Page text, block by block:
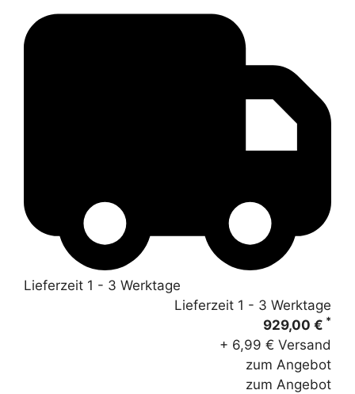
Lieferzeit 1 - 3 Werktage
Lieferzeit 1 - 3 Werktage
929,00 € *
+ 6,99 € Versand
zum Angebot
zum Angebot